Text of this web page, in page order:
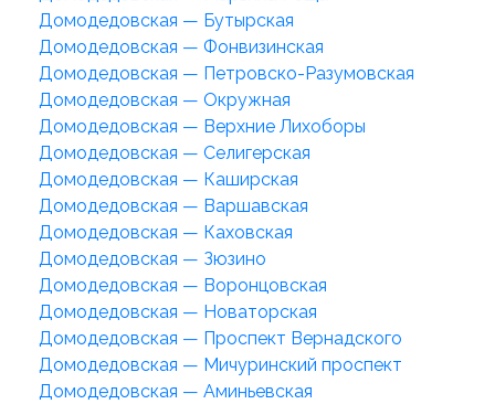
Домодедовская — Бутырская
Домодедовская — Фонвизинская
Домодедовская — Петровско-Разумовская
Домодедовская — Окружная
Домодедовская — Верхние Лихоборы
Домодедовская — Селигерская
Домодедовская — Каширская
Домодедовская — Варшавская
Домодедовская — Каховская
Домодедовская — Зюзино
Домодедовская — Воронцовская
Домодедовская — Новаторская
Домодедовская — Проспект Вернадского
Домодедовская — Мичуринский проспект
Домодедовская — Аминьевская